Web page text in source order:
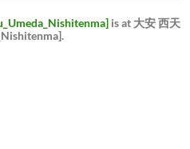
is at 大安 西天